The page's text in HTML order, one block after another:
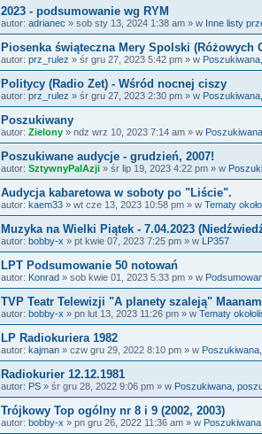
2023 - podsumowanie wg RYM
autor: adrianec » sob sty 13, 2024 1:38 am » w Inne listy
Piosenka świąteczna Mery Spolski (Różowych
autor: prz_rulez » śr gru 27, 2023 5:42 pm » w
Politycy (Radio Zet) - Wśród nocnej ciszy
autor: prz_rulez » śr gru 27, 2023 2:30 pm » w
Poszukiwany
autor: Zielony » ndz wrz 10, 2023 7:14 am » w
Poszukiwane audycje - grudzień, 2007!
autor: SztywnyPalAzji » śr lip 19, 2023 4:22 pm » w
Audycja kabaretowa w soboty po "Liście".
autor: kaem33 » wt cze 13, 2023 10:58 pm » w Tematy
Muzyka na Wielki Piątek - 7.04.2023
autor: bobby-x » pt kwie 07, 2023 7:25 pm » w LP357
LPT Podsumowanie 50 notowań
autor: Konrad » sob kwie 01, 2023 5:33 pm » w
TVP Teatr Telewizji "A planety szaleją" Maanam
autor: bobby-x » pn lut 13, 2023 11:26 pm » w Tematy
LP Radiokuriera 1982
autor: kajman » czw gru 29, 2022 8:10 pm » w
Radiokurier 12.12.1981
autor: PS » śr gru 28, 2022 9:06 pm » w Poszukiwana,
Trójkowy Top ogólny nr 8 i 9 (2002, 2003)
autor: bobby-x » pn gru 26, 2022 11:36 am » w